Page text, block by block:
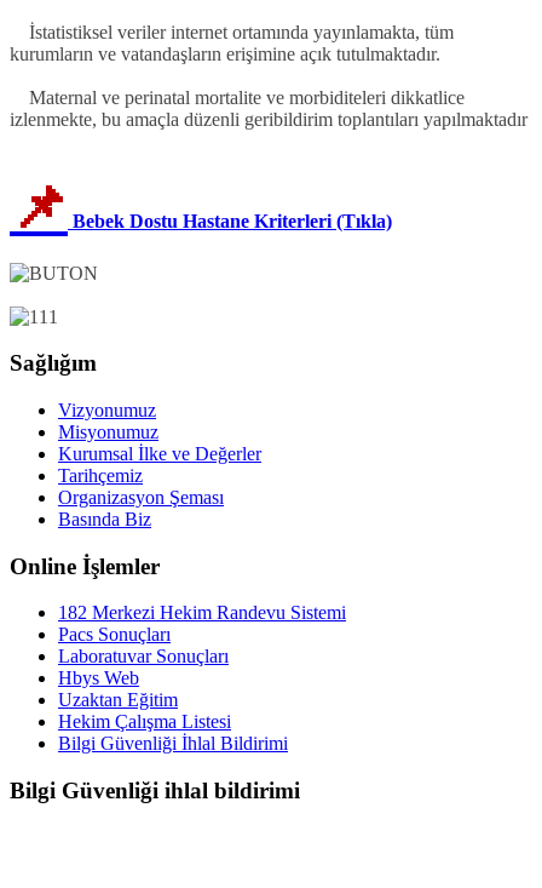
İstatistiksel veriler internet ortamında yayınlamakta, tüm
kurumların ve vatandaşların erişimine açık tutulmaktadır.
Maternal ve perinatal mortalite ve morbiditeleri dikkatlice
izlenmekte, bu amaçla düzenli geribildirim toplantıları yapılmaktadır
📌 Bebek Dostu Hastane Kriterleri (Tıkla)
Sağlığım
Vizyonumuz
Misyonumuz
Kurumsal İlke ve Değerler
Tarihçemiz
Organizasyon Şeması
Basında Biz
Online İşlemler
182 Merkezi Hekim Randevu Sistemi
Pacs Sonuçları
Laboratuvar Sonuçları
Hbys Web
Uzaktan Eğitim
Hekim Çalışma Listesi
Bilgi Güvenliği İhlal Bildirimi
Bilgi Güvenliği ihlal bildirimi